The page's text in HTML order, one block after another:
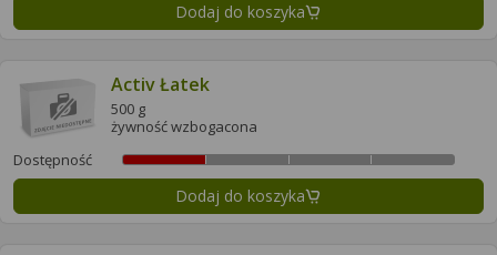
Dodaj do koszyka
Activ Łatek
500 g
żywność wzbogacona
Dostępność
Dodaj do koszyka